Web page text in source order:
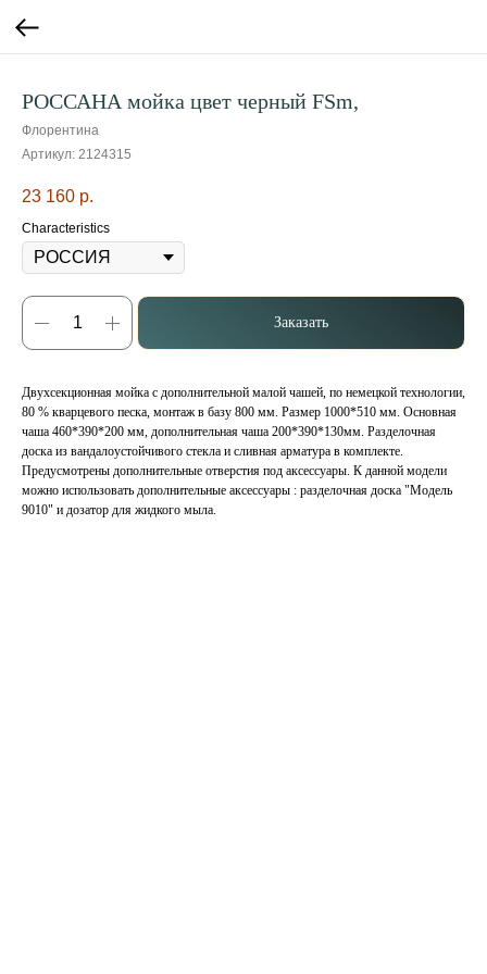
РОССАНА мойка цвет черный FSm,
Флорентина
Артикул: 2124315
23 160 р.
Characteristics
Заказать
Двухсекционная мойка с дополнительной малой чашей, по немецкой технологии,
80 % кварцевого песка, монтаж в базу 800 мм. Размер 1000*510 мм. Основная
чаша 460*390*200 мм, дополнительная чаша 200*390*130мм. Разделочная
доска из вандалоустойчивого стекла и сливная арматура в комплекте.
Предусмотрены дополнительные отверстия под аксессуары. К данной модели
можно использовать дополнительные аксессуары : разделочная доска "Модель
9010" и дозатор для жидкого мыла.